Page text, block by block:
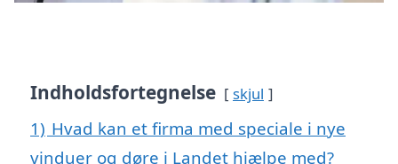
Indholdsfortegnelse skjul
1) Hvad kan et firma med speciale i nye
vinduer og døre i Landet hjælpe med?